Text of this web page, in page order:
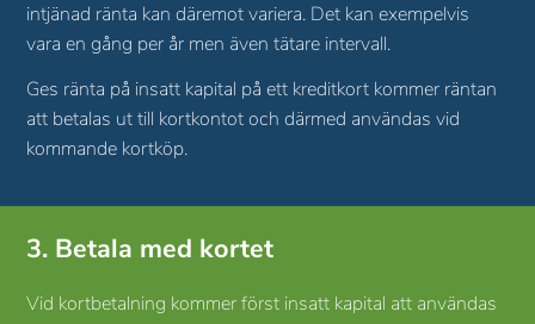
intjänad ränta kan däremot variera. Det kan exempelvis
vara en gång per år men även tätare intervall.
Ges ränta på insatt kapital på ett kreditkort kommer räntan
att betalas ut till kortkontot och därmed användas vid
kommande kortköp.
3. Betala med kortet
Vid kortbetalning kommer först insatt kapital att användas